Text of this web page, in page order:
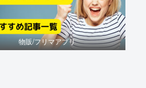
物販/フリマアプリ